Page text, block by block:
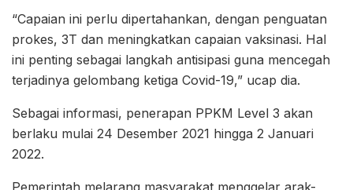
“Capaian ini perlu dipertahankan, dengan penguatan
prokes, 3T dan meningkatkan capaian vaksinasi. Hal
ini penting sebagai langkah antisipasi guna mencegah
terjadinya gelombang ketiga Covid-19,” ucap dia.
Sebagai informasi, penerapan PPKM Level 3 akan
berlaku mulai 24 Desember 2021 hingga 2 Januari
2022.
Pemerintah melarang masyarakat menggelar arak-